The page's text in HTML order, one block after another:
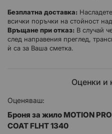
Безплатна доставка:
всички поръчки на стойност над
Връщане при отказ: В случай
след направения преглед,
ѝ са за Ваша сметка.
Оценки и
Оценяваш:
Броня за жило MOTION
COAT FLHT 1340